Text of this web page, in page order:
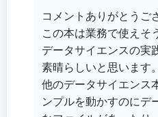
コメントありがとうご
この本は業務で使えそ
データサイエンスの実
素晴らしいと思います。
他のデータサイエンス
ンプルを動かすのにデ